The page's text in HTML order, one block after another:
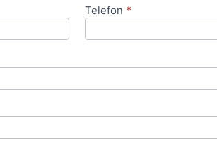
Telefon *